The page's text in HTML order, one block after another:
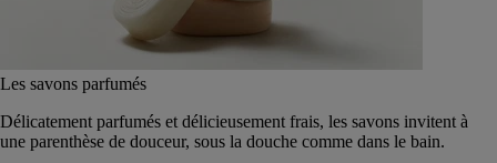
Les savons parfumés
Délicatement parfumés et délicieusement frais, les savons invitent à
une parenthèse de douceur, sous la douche comme dans le bain.